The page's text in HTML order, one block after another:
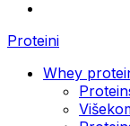
Proteini
Whey